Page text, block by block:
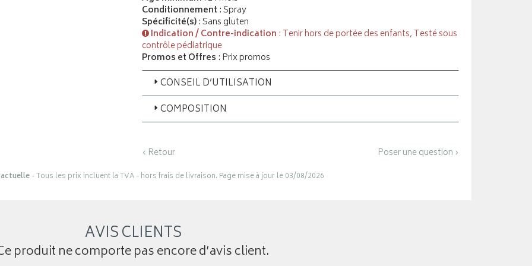
Conditionnement : Spray
Spécificité(s): Sans gluten
Indication / Contre-indication : Tenir hors de portée des enfants, Testé sous
contrôle pédiatrique
Promos et Offres : Prix promos
CONSEIL D’UTILISATION
COMPOSITION
‹ Retour Poser une question ›
- Tous les prix incluent la TVA - hors frais de livraison. Page mise à jour le 03/08/2026
AVIS CLIENTS
produit ne comporte pas encore d’avis client.